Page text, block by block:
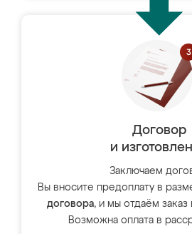
Договор
и
Заключаем
Вы вносите предоплату в
договора, и мы отдаём заказ
Возможна оплата в